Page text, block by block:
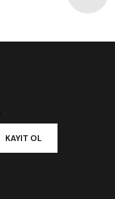
KAYIT OL